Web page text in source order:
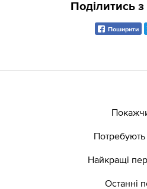
Поділитись
Поширити
Потребують
Найкращі
Останні